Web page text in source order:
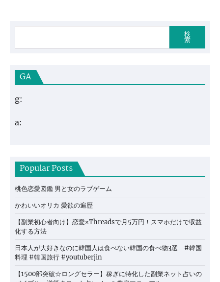
検
索
GA
g:
a:
Popular Posts
桃色恋愛図鑑 男と女のラブゲーム
かわいいオリカ 愛欲の遍歴
【副業初心者向け】恋愛×Threadsで月5万円！スマホだけで収益
化する方法
日本人が大好きなのに韓国人は食べない韓国の食べ物3選 #韓国
料理 #韓国旅行 #youtuberjin
【1500部突破☆ロングセラー】稼ぎに特化した副業ネット占いの